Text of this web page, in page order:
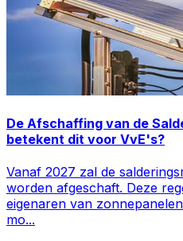
De Afschaffing van de
betekent dit voor VvE's?
Vanaf 2027 zal de
worden afgeschaft. Deze
eigenaren van
mo...